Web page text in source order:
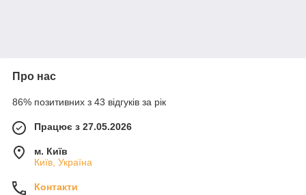
Про нас
86% позитивних з 43 відгуків за рік
Працює з 27.05.2026
м. Київ
Київ, Україна
Контакти